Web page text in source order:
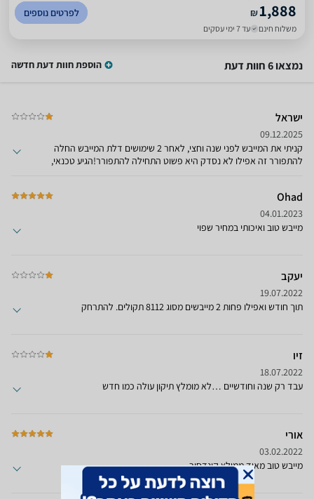
₪1,888
משלוח חינם עד 7 ימי עסקים
לפרטים נוספים
נמצאו 6 חוות דעת הוספת חוות דעת חדשה
ישראל
09.12.2025
קניתי את המייבש לפני שנה וחצי, לאחר 2 שימושים דלת המייבש החלה
להתפורר זה אפילו לא נסדק היא פשוט התחילה להתפורר!הגיע טכנאי,
מעלות המוצר!עכשיו הוא הומד כאבן שאין לה הופכין, אין לי מה לעשות עם
המייבש, אין דרך להשיג את החברה התומכת באחריות כי האחריות עברה
לחברה אחרת שאים לי מושג מי היא, חבל שלא קראתי את הביקורות פה
Ohad
04.01.2023
מייבש טוב ואיכותי במחיר שפוי
יעקב
19.07.2022
תוך חודש ואפילו פחות 2 מייבשים מסוג 8112 תקולים. להתרחק
זיו
18.07.2022
עבד רק שנה וחודשיים …לא מומלץ תיקון עולה כמו חדש
אורי
03.02.2022
מייבש טוב מאוד ממולץ קונדסור